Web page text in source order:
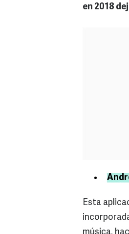
en 2018
Esta